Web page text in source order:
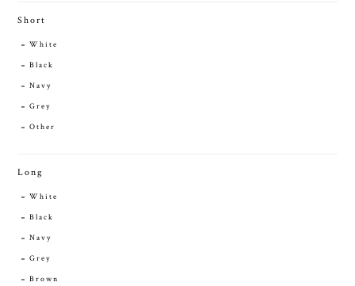
Short
White
Black
Navy
Grey
Other
Long
White
Black
Navy
Grey
Brown